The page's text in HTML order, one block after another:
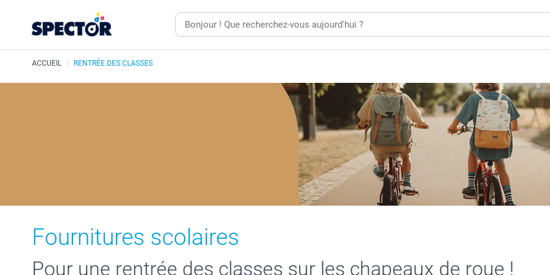
ACCUEIL RENTRÉE DES CLASSES
Fournitures scolaires
Pour une rentrée des classes sur les chapeaux de roue !